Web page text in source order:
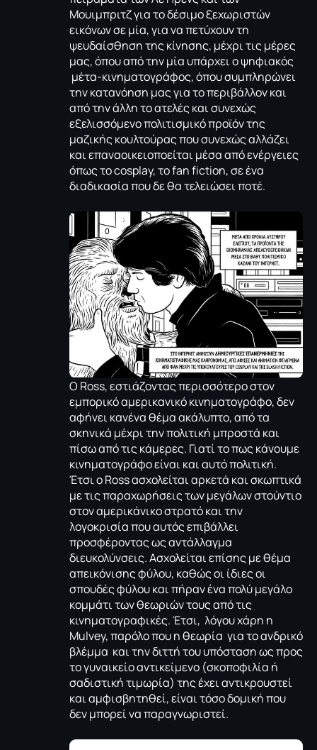
Μουιμπριτζ για το δέσιμο ξεχωριστών
εικόνων σε μία, για να πετύχουν τη
ψευδαίσθηση της κίνησης, μέχρι τις μέρες
μας, όπου από την μία υπάρχει ο ψηφιακός
μέτα-κινηματογράφος, όπου συμπληρώνει
την κατανόηση μας για το περιβάλλον και
από την άλλη το ατελές και συνεχώς
εξελισσόμενο πολιτισμικό προϊόν της
μαζικής κουλτούρας που συνεχώς αλλάζει
και επαναοικειοποείται μέσα από ενέργειες
όπως το cosplay, το fan fiction, σε ένα
διαδικασία που δε θα τελειώσει ποτέ.
Ο Ross, εστιάζοντας περισσότερο στον
εμπορικό αμερικανικό κινηματογράφο, δεν
αφήνει κανένα θέμα ακάλυπτο, από τα
σκηνικά μέχρι την πολιτική μπροστά και
πίσω από τις κάμερες. Γιατί το πως κάνουμε
κινηματογράφο είναι και αυτό πολιτική.
Έτσι ο Ross ασχολείται αρκετά και σκωπτικά
με τις παραχωρήσεις των μεγάλων στούντιο
στον αμερικάνικο στρατό και την
λογοκρισία που αυτός επιβάλλει
προσφέροντας ως αντάλλαγμα
διευκολύνσεις. Ασχολείται επίσης με θέμα
απεικόνισης φύλου, καθώς οι ίδιες οι
σπουδές φύλου και πήραν ένα πολύ μεγάλο
κομμάτι των θεωριών τους από τις
κινηματογραφικές. Έτσι, λόγου χάρη η
Mulvey, παρόλο που η θεωρία για το ανδρικό
βλέμμα και την διττή του υπόσταση ως προς
το γυναικείο αντικείμενο (σκοποφιλία ή
σαδιστική τιμωρία) της έχει αντικρουστεί
και αμφισβητηθεί, είναι τόσο δομική που
δεν μπορεί να παραγνωριστεί.